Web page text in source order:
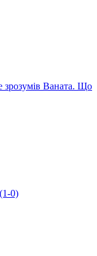
Ваната. Що
0)